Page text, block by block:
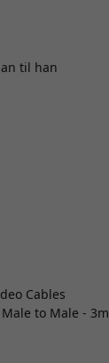
til han
Cables
to Male - 3m